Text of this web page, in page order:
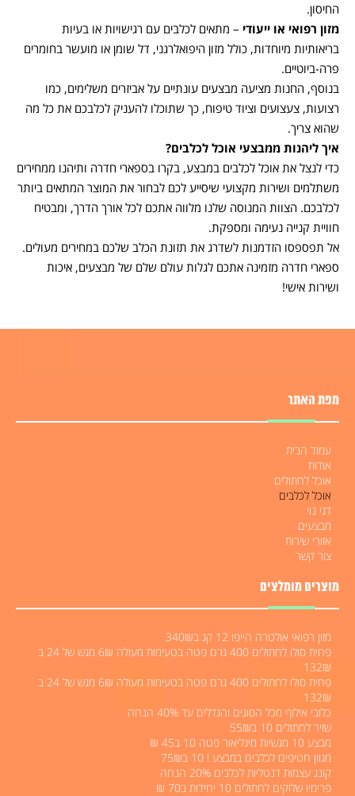
החיסון.
מזון רפואי או ייעודי – מתאים לכלבים עם רגישויות או בעיות
בריאותיות מיוחדות, כולל מזון היפואלרגני, דל שומן או מועשר בחומרים
פרה-ביוטיים.
בנוסף, החנות מציעה מבצעים עונתיים על אביזרים משלימים, כמו
רצועות, צעצועים וציוד טיפוח, כך שתוכלו להעניק לכלבכם את כל מה
שהוא צריך.
איך ליהנות ממבצעי אוכל לכלבים?
כדי לנצל את אוכל לכלבים במבצע, בקרו בספארי חדרה ותיהנו ממחירים
משתלמים ושירות מקצועי שיסייע לכם לבחור את המוצר המתאים ביותר
לכלבכם. הצוות המנוסה שלנו מלווה אתכם לכל אורך הדרך, ומבטיח
חוויית קנייה נעימה ומספקת.
אל תפספסו הזדמנות לשדרג את תזונת הכלב שלכם במחירים מעולים.
ספארי חדרה מזמינה אתכם לגלות עולם שלם של מבצעים, איכות
ושירות אישי!
מפת האתר
עמוד הבית
אודות
אוכל לחתולים
אוכל לכלבים
דגי נוי
מבצעים
אזורי שירות
צור קשר
מוצרים מומלצים
מזון רפואי אולטרה הייפו 12 קג ב340₪
פחית סולו לחתולים 400 גרם פטה בטעימות מעולה 6₪ מגש של 24 ב
132₪
פחית סולו לחתולים 400 גרם פטה בטעימות מעולה 6₪ מגש של 24 ב
132₪
כלובי אילוף מכל הסוגים והגדלים עד 40% הנחה
שזיר לחתולים 10 ב55₪
מבצע 10 מגשיות מיגליאור פטה 10 ב45 ₪
מגוון חטיפים לכלבים במבצע ! 10 ב75₪
קונג עצמות דנטליות לכלבים 20% הנחה
פרימיו שלוקים לחתולים 10 יחידות ב70 ₪